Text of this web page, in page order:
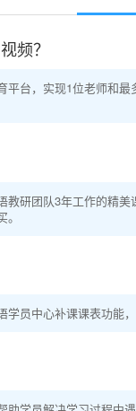
频？
平台，实现1位老师和最
教研团队3年工作的精
学员中心补课课表功能